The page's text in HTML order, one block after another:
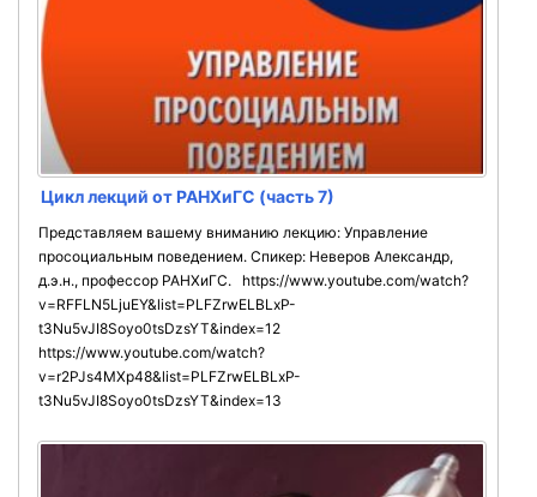
Цикл лекций от РАНХиГС (часть 7)
Представляем вашему вниманию лекцию: Управление
просоциальным поведением. Спикер: Неверов Александр,
д.э.н., профессор РАНХиГС. https://www.youtube.com/watch?
v=RFFLN5LjuEY&list=PLFZrwELBLxP-
t3Nu5vJI8Soyo0tsDzsYT&index=12
https://www.youtube.com/watch?
v=r2PJs4MXp48&list=PLFZrwELBLxP-
t3Nu5vJI8Soyo0tsDzsYT&index=13